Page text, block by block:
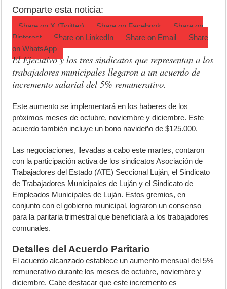
Fiesta de la Galleta de Campo: Tomás Jofré se prepara para otra
Comparte esta noticia:
Share on X (Twitter) Share on Facebook
Share on
Pinterest
Share on LinkedIn Share on Email
Share
onWhatsApp
El Ejecutivo y los tres sindicatos que representan a los
trabajadores municipales llegaron a un acuerdo de
incremento salarial del 5% remunerativo.
Este aumento se implementará en los haberes de los
próximos meses de octubre, noviembre y diciembre. Este
acuerdo también incluye un bono navideño de $125.000.
Las negociaciones, llevadas a cabo este martes, contaron
con la participación activa de los sindicatos Asociación de
Trabajadores del Estado (ATE) Seccional Luján, el Sindicato
de Trabajadores Municipales de Luján y el Sindicato de
Empleados Municipales de Luján. Estos gremios, en
conjunto con el gobierno municipal, lograron un consenso
para la paritaria trimestral que beneficiará a los trabajadores
comunales.
Detalles del Acuerdo Paritario
El acuerdo alcanzado establece un aumento mensual del 5%
remunerativo durante los meses de octubre, noviembre y
diciembre. Cabe destacar que este incremento es